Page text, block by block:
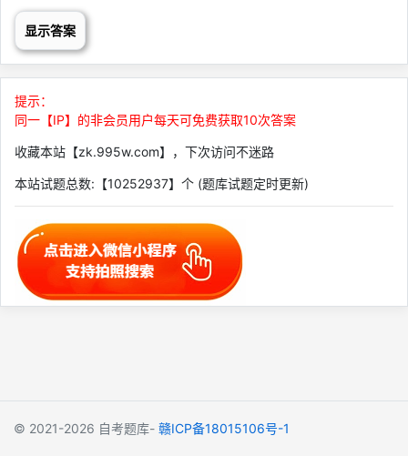
显示答案
提示：
同一【IP】的非会员用户每天可免费获取10次答案
收藏本站【zk.995w.com】，下次访问不迷路
本站试题总数:【10252937】个 (题库试题定时更新)
© 2021-2026 自考题库- 赣ICP备18015106号-1